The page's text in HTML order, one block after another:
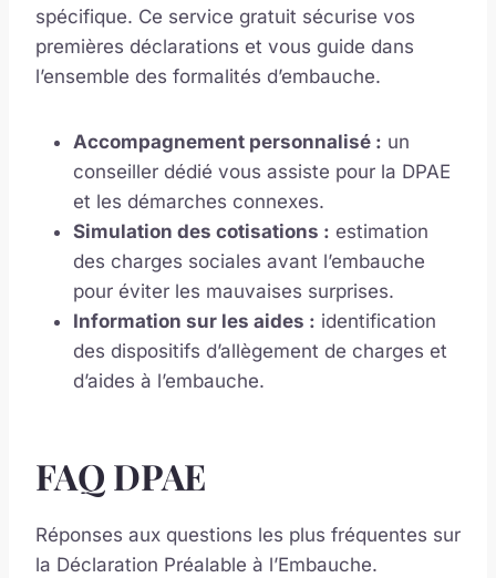
spécifique. Ce service gratuit sécurise vos
premières déclarations et vous guide dans
l’ensemble des formalités d’embauche.
Accompagnement personnalisé : un
conseiller dédié vous assiste pour la DPAE
et les démarches connexes.
Simulation des cotisations : estimation
des charges sociales avant l’embauche
pour éviter les mauvaises surprises.
Information sur les aides : identification
des dispositifs d’allègement de charges et
d’aides à l’embauche.
FAQ DPAE
Réponses aux questions les plus fréquentes sur
la Déclaration Préalable à l’Embauche.